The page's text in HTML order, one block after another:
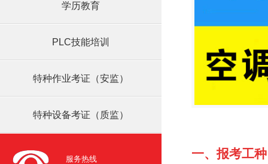
学历教育
PLC技能培训
特种作业考证（安监）
特种设备考证（质监）
服务热线
一、报考工种